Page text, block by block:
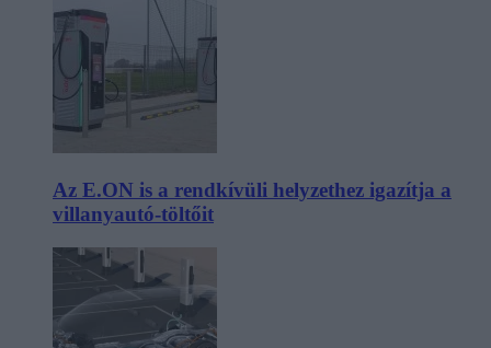
Az E.ON is a rendkívüli helyzethez igazítja a
villanyautó-töltőit